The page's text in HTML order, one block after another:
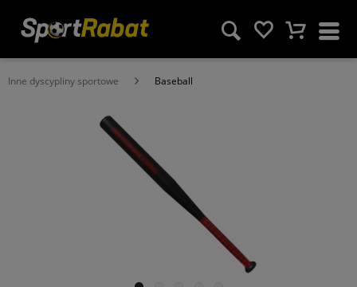
Inne dyscypliny sportowe Baseball